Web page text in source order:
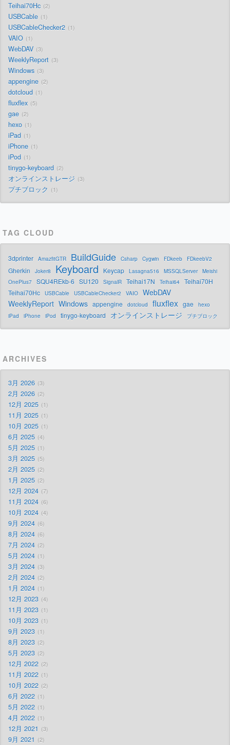
Teihai70Hc 2
USBCable 1
USBCableChecker2 1
VAIO 1
WebDAV 3
WeeklyReport 3
Windows 3
appengine 2
dotcloud 1
fluxflex 5
gae 2
hexo 1
iPad 1
iPhone 1
iPod 1
tinygo-keyboard 2
オンラインストレージ 3
プチブロック 1
TAG CLOUD
3dprinter AmazfitGTR BuildGuide Csharp Cygwin FDkeeb FDkeebV2
Gherkin Joker8 Keyboard Keycap Lasagna516 MSSQLServer
Meishi
OnePlus7
SQU4REkb-6 SU120 SignalR Teihai17N Teihai64
Teihai70H
Teihai70Hc
USBCable USBCableChecker2 VAIO
WebDAV
WeeklyReport Windows appengine dotcloud fluxflex gae
hexo
iPad
iPhone iPod tinygo-keyboard オンラインストレージ プチブロック
ARCHIVES
3月 2026 3
2月 2026 2
12月 2025 1
11月 2025 1
10月 2025 1
6月 2025 4
5月 2025 1
3月 2025 5
2月 2025 2
1月 2025 2
12月 2024 7
11月 2024 6
10月 2024 4
9月 2024 6
8月 2024 6
7月 2024 2
5月 2024 1
3月 2024 3
2月 2024 2
1月 2024 1
12月 2023 4
11月 2023 1
10月 2023 1
9月 2023 1
8月 2023 2
5月 2023 2
12月 2022 2
11月 2022 1
10月 2022 2
6月 2022 1
5月 2022 1
4月 2022 1
12月 2021 3
9月 2021 2